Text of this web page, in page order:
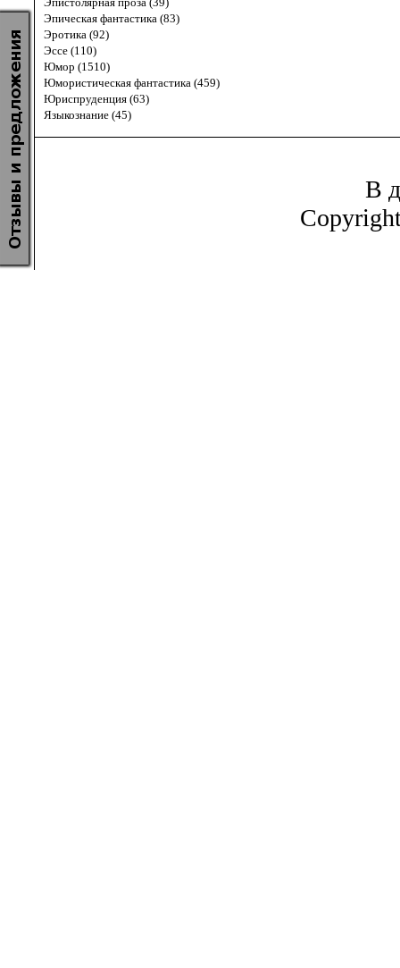
Эпическая фантастика (83)
Эротика (92)
Эссе (110)
Юмор (1510)
Юмористическая фантастика (459)
Юриспруденция (63)
Языкознание (45)
В